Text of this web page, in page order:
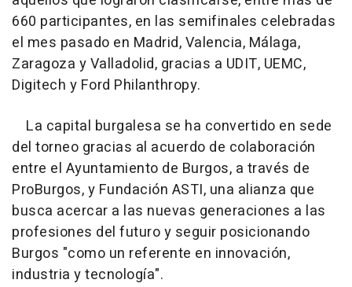
660 participantes, en las semifinales celebradas
el mes pasado en Madrid, Valencia, Málaga,
Zaragoza y Valladolid, gracias a UDIT, UEMC,
Digitech y Ford Philanthropy.
La capital burgalesa se ha convertido en sede
del torneo gracias al acuerdo de colaboración
entre el Ayuntamiento de Burgos, a través de
ProBurgos, y Fundación ASTI, una alianza que
busca acercar a las nuevas generaciones a las
profesiones del futuro y seguir posicionando
Burgos "como un referente en innovación,
industria y tecnología".